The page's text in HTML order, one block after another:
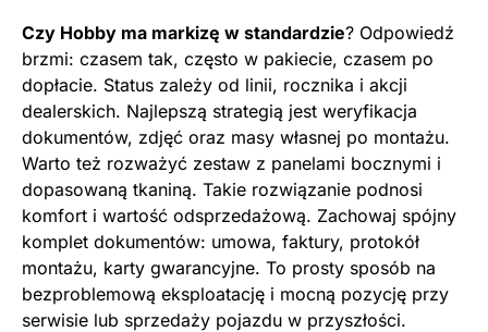
Czy Hobby ma markizę w standardzie? Odpowiedź
brzmi: czasem tak, często w pakiecie, czasem po
dopłacie. Status zależy od linii, rocznika i akcji
dealerskich. Najlepszą strategią jest weryfikacja
dokumentów, zdjęć oraz masy własnej po montażu.
Warto też rozważyć zestaw z panelami bocznymi i
dopasowaną tkaniną. Takie rozwiązanie podnosi
komfort i wartość odsprzedażową. Zachowaj spójny
komplet dokumentów: umowa, faktury, protokół
montażu, karty gwarancyjne. To prosty sposób na
bezproblemową eksploatację i mocną pozycję przy
serwisie lub sprzedaży pojazdu w przyszłości.